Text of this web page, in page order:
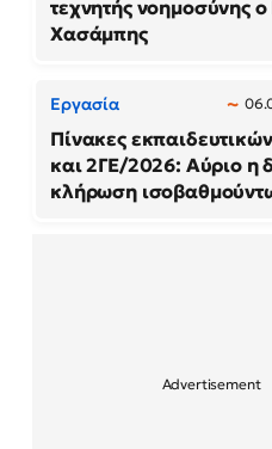
τεχνητής νοημοσύνης
Χασάμπης
Εργασία
Πίνακες
και 2ΓΕ/2026: Αύριο η
κλήρωση